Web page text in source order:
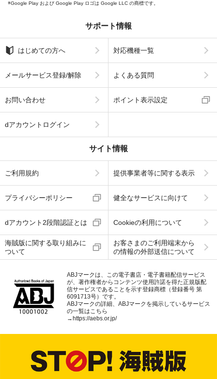
Google Play および Google Play ロゴは Google LLC の商標です。
サポート情報
はじめての方へ 対応機種一覧
メールサービス登録/解除 よくある質問
お問い合わせ ポイント表示設定
dアカウントログイン
サイト情報
ご利用規約 提供事業者等に関する表示
プライバシーポリシー 健全なサービスに向けて
dアカウント2段階認証とは Cookieの利用について
海賊版に関する取り組みに
ついて
お客さまのご利用端末から
の情報の外部送信について
ABJマークは、この電子書店・電子書籍配信サービス
が、著作権者からコンテンツ使用許諾を得た正規版配
信サービスであることを示す登録商標（登録番号 第
6091713号）です。
ABJマークの詳細、ABJマークを掲示しているサービス
の一覧はこちら
→ https://aebs.or.jp/